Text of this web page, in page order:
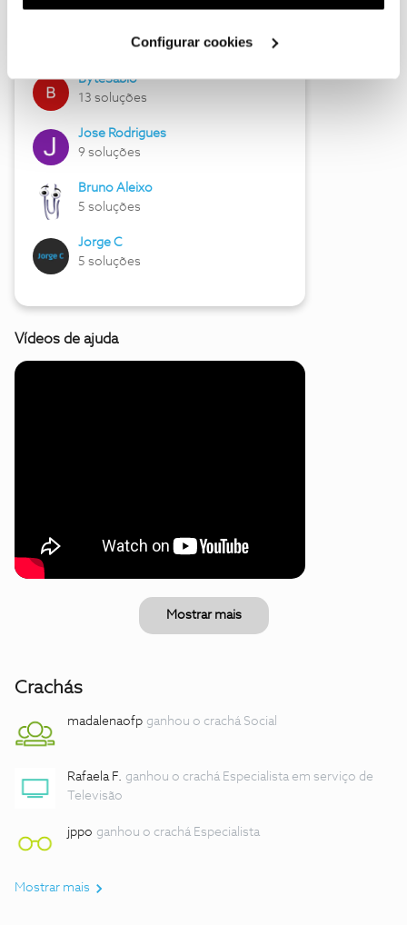
utilização dos cookies clicando em "Configurar
Configurar cookies
17 soluções
ByteSábio
13 soluções
Jose Rodrigues
9 soluções
Bruno Aleixo
5 soluções
Jorge C
5 soluções
Vídeos de ajuda
Mostrar mais
Crachás
madalenaofp ganhou o crachá Social
Rafaela F. ganhou o crachá Especialista em serviço de
Televisão
jppo ganhou o crachá Especialista
Mostrar mais